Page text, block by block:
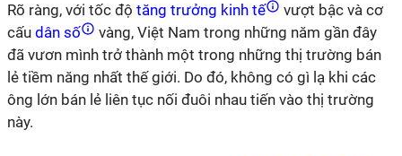
Rõ ràng, với tốc độ tăng trưởng kinh tế
vượt bậc và cơ
cấu dân số
vàng, Việt Nam trong những năm gần đây
đã vươn mình trở thành một trong những thị trường bán
lẻ tiềm năng nhất thế giới. Do đó, không có gì lạ khi các
ông lớn bán lẻ liên tục nối đuôi nhau tiến vào thị trường
này.